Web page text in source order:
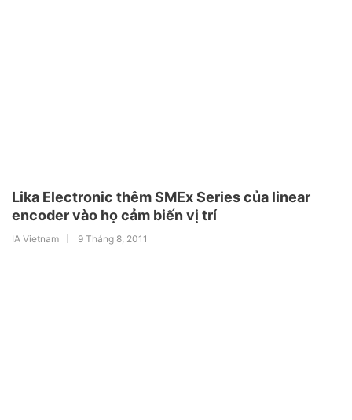
Lika Electronic thêm SMEx Series của linear
encoder vào họ cảm biến vị trí
IA Vietnam 9 Tháng 8, 2011